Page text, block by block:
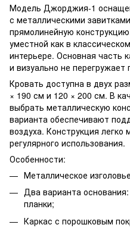
Модель Джорджия-1
с металлическими
прямолинейную
уместной как в
интерьере. Основная часть
и визуально не перегружает
Кровать доступна в двух
× 190 см и 120 × 200 см. В
выбрать металлическую
варианта обеспечивают
воздуха. Конструкция легко
регулярного использования.
Особенности:
Металлическое
Два варианта
планки;
Каркас с порошковым